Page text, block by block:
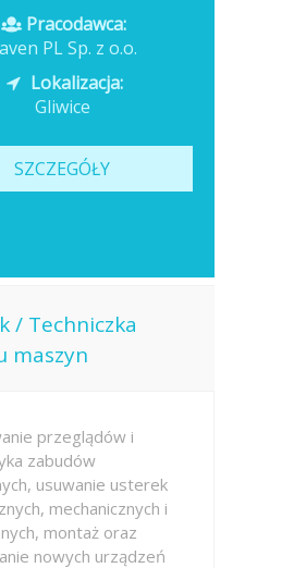
Pracodawca:
PL Sp. z o.o.
Lokalizacja:
Gliwice
SZCZEGÓŁY
/ Techniczka
maszyn
przeglądów i
zabudów
usuwanie usterek
mechanicznych i
montaż oraz
nowych urządzeń